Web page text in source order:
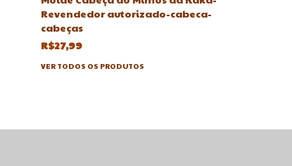
Revendedor autorizado-cabeca-
cabeças
R$27,99
VER TODOS OS PRODUTOS